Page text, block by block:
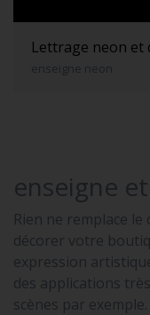
Lettrage neon et
enseigne neon
enseigne
Rien ne remplace le
décorer votre
expression
des applications
scènes par exemple.